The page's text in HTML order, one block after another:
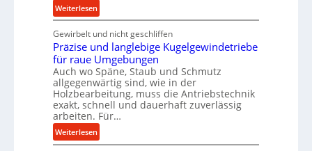
n
c
e
b
e
i
m
D
r
ü
c
Weiterlesen:
K
u
g
e
l
g
e
w
i
n
Gewirbelt und nicht geschliffen
Präzise und langlebige Kugelgewindetriebe
für raue Umgebungen
Auch wo Späne, Staub und Schmutz
allgegenwärtig sind, wie in der
Holzbearbeitung, muss die Antriebstechnik
exakt, schnell und dauerhaft zuverlässig
arbeiten. Für…
Weiterlesen:
P